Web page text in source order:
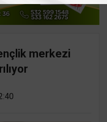
merkezi